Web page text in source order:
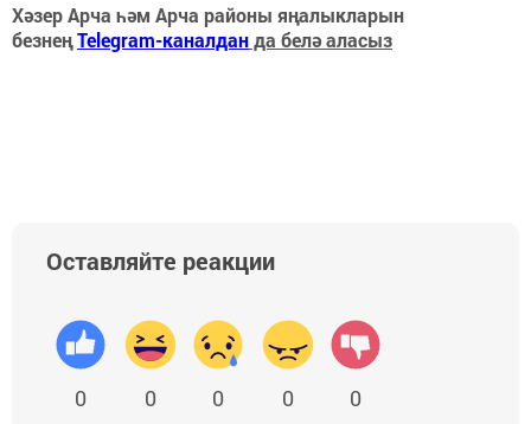
Хәзер Арча һәм Арча районы яңалыкларын
безнеңTelegram-каналданда белә аласыз
Оставляйте реакции
0 0 0 0 0